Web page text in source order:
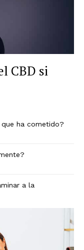
CBD si
ha cometido?
a la